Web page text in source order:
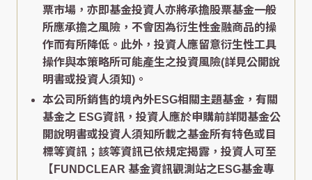
票市場，亦即基金投資人亦將承擔股票基金一般
所應承擔之風險，不會因為衍生性金融商品的操
作而有所降低。此外，投資人應留意衍生性工具
操作與本策略所可能產生之投資風險(詳見公開說
明書或投資人須知)。
本公司所銷售的境內外ESG相關主題基金，有關
基金之 ESG資訊，投資人應於申購前詳閱基金公
開說明書或投資人須知所載之基金所有特色或目
標等資訊；該等資訊已依規定揭露，投資人可至
【FUNDCLEAR 基金資訊觀測站之ESG基金專